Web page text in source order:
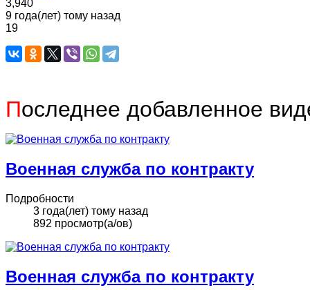
3,940
9 года(лет) тому назад
19
Последнее добавленное
Военная служба по контракту
Подробности
3 года(лет) тому назад
892 просмотр(а/ов)
Военная служба по контракту